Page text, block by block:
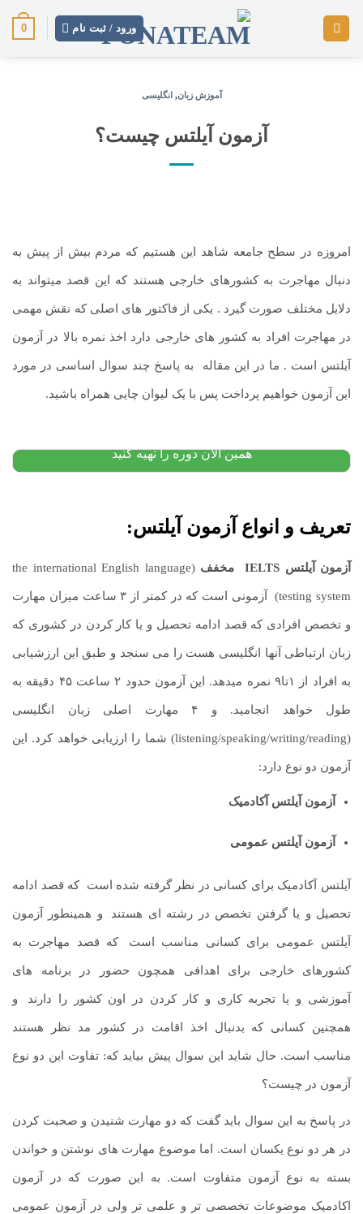
ورود / ثبت نام 0
آموزش زبان, انگلیسی
آزمون آیلتس چیست؟
امروزه در سطح جامعه شاهد این هستیم که مردم بیش از پیش به
دنبال مهاجرت به کشورهای خارجی هستند که این قصد میتواند به
دلایل مختلف صورت گیرد . یکی از فاکتور های اصلی که نقش مهمی
در مهاجرت افراد به کشور های خارجی دارد اخذ نمره بالا در آزمون
آیلتس است . ما در این مقاله به پاسخ چند سوال اساسی در مورد
این آزمون خواهیم پرداخت پس با یک لیوان چایی همراه باشید.
همین الان دوره را تهیه کنید
تعریف و انواع آزمون آیلتس:
آزمون آیلتس IELTS مخفف (the international English language
testing system) آزمونی است که در کمتر از ۳ ساعت میزان مهارت
و تخصص افرادی که قصد ادامه تحصیل و یا کار کردن در کشوری که
زبان ارتباطی آنها انگلیسی هست را می سنجد و طبق این ارزشیابی
به افراد از ۱تا۹ نمره میدهد. این آزمون حدود ۲ ساعت ۴۵ دقیقه به
طول خواهد انجامید. و ۴ مهارت اصلی زبان انگلیسی
(listening/speaking/writing/reading) شما را ارزیابی خواهد کرد. این
آزمون دو نوع دارد:
آزمون آیلتس آکادمیک
آزمون آیلتس عمومی
آیلتس آکادمیک برای کسانی در نظر گرفته شده است که قصد ادامه
تحصیل و یا گرفتن تخصص در رشته ای هستند و همینطور آزمون
آیلتس عمومی برای کسانی مناسب است که قصد مهاجرت به
کشورهای خارجی برای اهدافی همچون حضور در برنامه های
آموزشی و یا تجربه کاری و کار کردن در اون کشور را دارند و
همچنین کسانی که بدنبال اخذ اقامت در کشور مد نظر هستند
مناسب است. حال شاید این سوال پیش بیاید که: تفاوت این دو نوع
آزمون در چیست؟
در پاسخ به این سوال باید گفت که دو مهارت شنیدن و صحبت کردن
در هر دو نوع یکسان است. اما موضوع مهارت های نوشتن و خواندن
بسته به نوع آزمون متفاوت است. به این صورت که در آزمون
اکادمیک موضوعات تخصصی تر و علمی تر ولی در آزمون عمومی